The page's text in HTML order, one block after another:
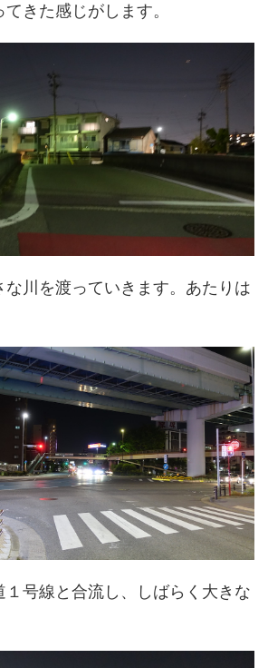
きた感じがします。
な川を渡っていきます。あたりは
１号線と合流し、しばらく大きな